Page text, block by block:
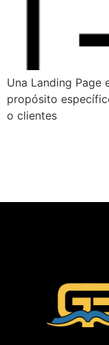
Una Landing Page
propósito
o clientes